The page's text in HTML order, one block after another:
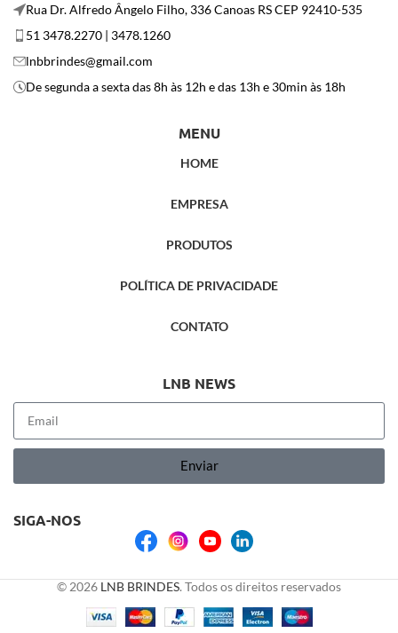
Rua Dr. Alfredo Ângelo Filho, 336 Canoas RS CEP 92410-535
51 3478.2270 | 3478.1260
lnbbrindes@gmail.com
De segunda a sexta das 8h às 12h e das 13h e 30min às 18h
MENU
HOME
EMPRESA
PRODUTOS
POLÍTICA DE PRIVACIDADE
CONTATO
LNB NEWS
Enviar
SIGA-NOS
© 2026 LNB BRINDES. Todos os direitos reservados